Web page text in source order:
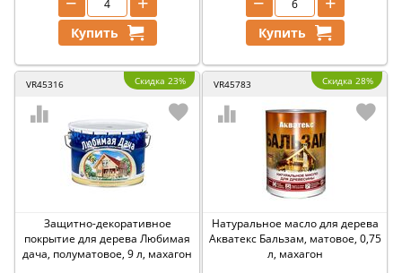
Купить Купить
VR45316 Скидка 23%
Защитно-декоративное
покрытие для дерева Любимая
дача, полуматовое, 9 л, махагон
VR45783 Скидка 28%
Натуральное масло для дерева
Акватекс Бальзам, матовое, 0,75
л, махагон